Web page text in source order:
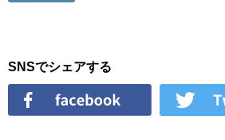
SNSでシェアする